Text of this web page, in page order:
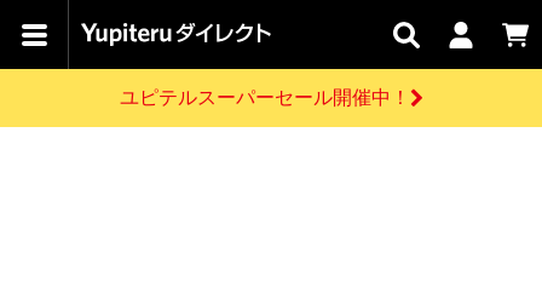
カテゴリで
キャン
ペーン
関連
サービス
お問い
合わせ
はじめての
開催中のキャンペーン
お買い物ガイド
ログインする
ユピテルスーパーセール開催中！